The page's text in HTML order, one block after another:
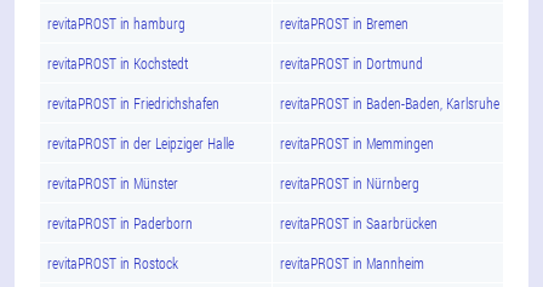
revitaPROST in hamburg revitaPROST in Bremen
revitaPROST in Kochstedt revitaPROST in Dortmund
revitaPROST in Friedrichshafen revitaPROST in Baden-Baden, Karlsruhe
revitaPROST in der Leipziger Halle revitaPROST in Memmingen
revitaPROST in Münster revitaPROST in Nürnberg
revitaPROST in Paderborn revitaPROST in Saarbrücken
revitaPROST in Rostock revitaPROST in Mannheim